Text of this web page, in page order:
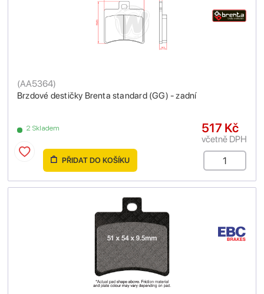
Brzdové destičky Brenta standard (GG) - zadní
(AA5364)
2 Skladem 517 Kč
včetně DPH
PŘIDAT DO KOŠÍKU